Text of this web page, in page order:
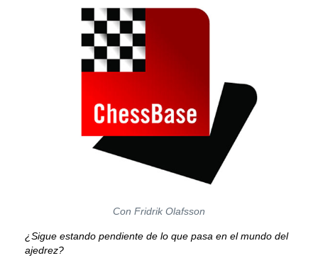
Con Fridrik Olafsson
¿Sigue estando pendiente de lo que pasa en el mundo del
ajedrez?